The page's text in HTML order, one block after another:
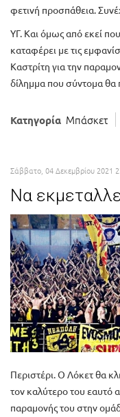
φετινή προσπάθεια.
ΥΓ. Και όμως από εκεί
καταφέρει με τις
Καστρίτη για την
δίλημμα που σύντομα θα
Κατηγορία Μπάσκετ
Σάββατο, 04 Δεκεμβρίου 2021
Να
Περιστέρι. Ο Λόκετ θα
τον καλύτερο του εαυτό
παραμονής του στην